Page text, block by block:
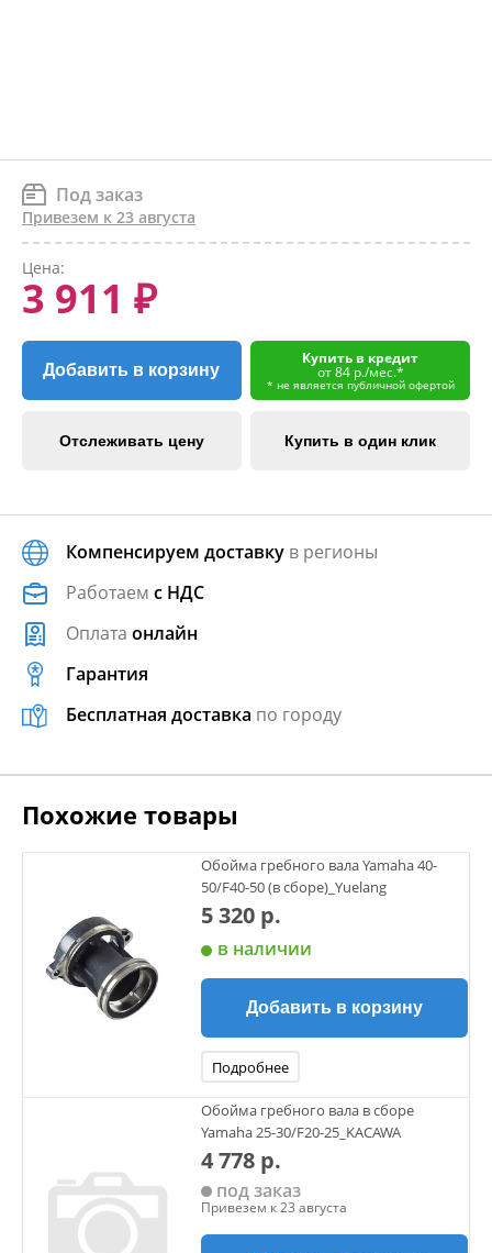
Под заказ
Привезем к 23 августа
Цена:
3 911 ₽
Добавить в корзину
Купить в кредит
от 84 р./мес.*
* не является публичной офертой
Отслеживать цену Купить в один клик
Компенсируем доставку в регионы
Работаем с НДС
Оплата онлайн
Гарантия
Бесплатная доставка по городу
Похожие товары
Обойма гребного вала Yamaha 40-
50/F40-50 (в сборе)_Yuelang
5 320 р.
в наличии
Добавить в корзину
Подробнее
Обойма гребного вала в сборе
Yamaha 25-30/F20-25_KACAWA
4 778 р.
под заказ
Привезем к 23 августа